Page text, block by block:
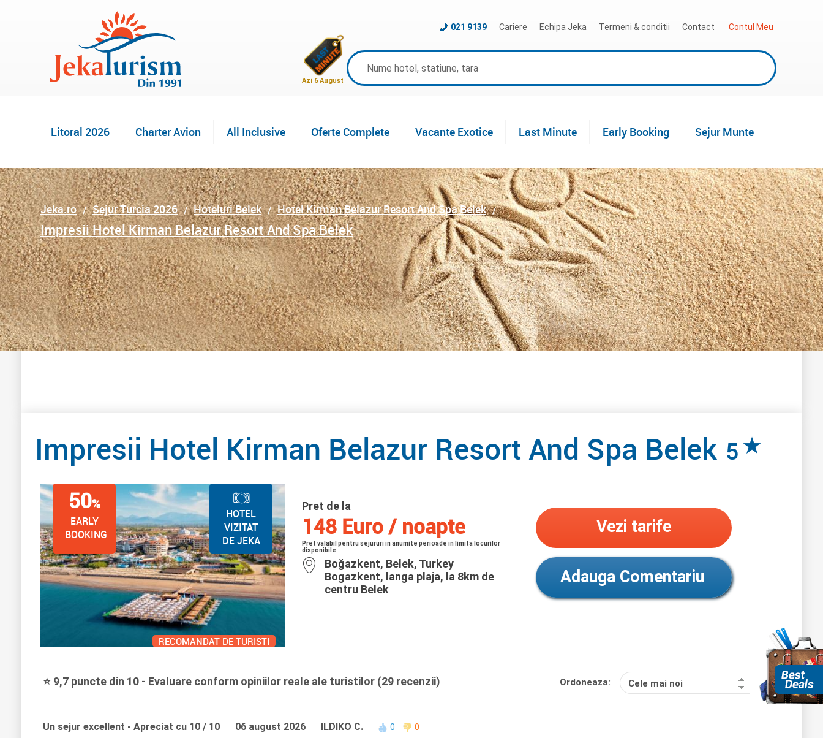
Cariere Echipa Jeka Termeni & conditii Contact Contul Meu
021 9139
Azi 6 August
Litoral 2026 Charter Avion All Inclusive Oferte Complete Vacante Exotice Last Minute Early Booking Sejur Munte
Jeka.ro Sejur Turcia 2026 Hoteluri Belek Hotel Kirman Belazur Resort And Spa Belek
Impresii Hotel Kirman Belazur Resort And Spa Belek
Impresii Hotel Kirman Belazur Resort And Spa Belek 5★
50%
EARLY
BOOKING
HOTEL
VIZITAT
DE JEKA
RECOMANDAT DE TURISTI
Pret de la
148 Euro / noapte
Pret valabil pentru sejururi in anumite perioade in limita locurilor
disponibile
Boğazkent, Belek, Turkey
Bogazkent, langa plaja, la 8km de
centru Belek
Vezi tarife
Adauga Comentariu
⭐ 9,7 puncte din 10 - Evaluare conform opiniilor reale ale turistilor (29 recenzii) Ordoneaza: Cele mai noi
Un sejur excellent - Apreciat cu 10 / 10 06 august 2026 ILDIKO C. 0
0